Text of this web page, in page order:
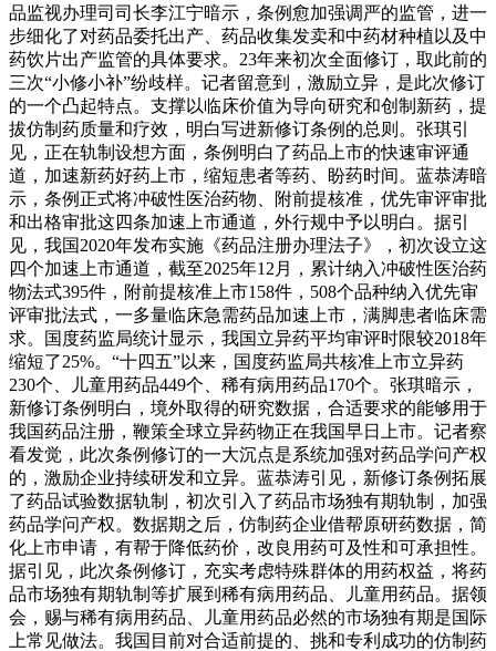
品监视办理司司长李江宁暗示，条例愈加强调严的监管，进一
步细化了对药品委托出产、药品收集发卖和中药材种植以及中
药饮片出产监管的具体要求。23年来初次全面修订，取此前的
三次“小修小补”纷歧样。记者留意到，激励立异，是此次修订
的一个凸起特点。支撑以临床价值为导向研究和创制新药，提
拔仿制药质量和疗效，明白写进新修订条例的总则。张琪引
见，正在轨制设想方面，条例明白了药品上市的快速审评通
道，加速新药好药上市，缩短患者等药、盼药时间。蓝恭涛暗
示，条例正式将冲破性医治药物、附前提核准，优先审评审批
和出格审批这四条加速上市通道，外行规中予以明白。据引
见，我国2020年发布实施《药品注册办理法子》，初次设立这
四个加速上市通道，截至2025年12月，累计纳入冲破性医治药
物法式395件，附前提核准上市158件，508个品种纳入优先审
评审批法式，一多量临床急需药品加速上市，满脚患者临床需
求。国度药监局统计显示，我国立异药平均审评时限较2018年
缩短了25%。“十四五”以来，国度药监局共核准上市立异药
230个、儿童用药品449个、稀有病用药品170个。张琪暗示，
新修订条例明白，境外取得的研究数据，合适要求的能够用于
我国药品注册，鞭策全球立异药物正在我国早日上市。记者察
看发觉，此次条例修订的一大沉点是系统加强对药品学问产权
的，激励企业持续研发和立异。蓝恭涛引见，新修订条例拓展
了药品试验数据轨制，初次引入了药品市场独有期轨制，加强
药品学问产权。数据期之后，仿制药企业借帮原研药数据，简
化上市申请，有帮于降低药价，改良用药可及性和可承担性。
据引见，此次条例修订，充实考虑特殊群体的用药权益，将药
品市场独有期轨制等扩展到稀有病用药品、儿童用药品。据领
会，赐与稀有病用药品、儿童用药品必然的市场独有期是国际
上常见做法。我国目前对合适前提的、挑和专利成功的仿制药